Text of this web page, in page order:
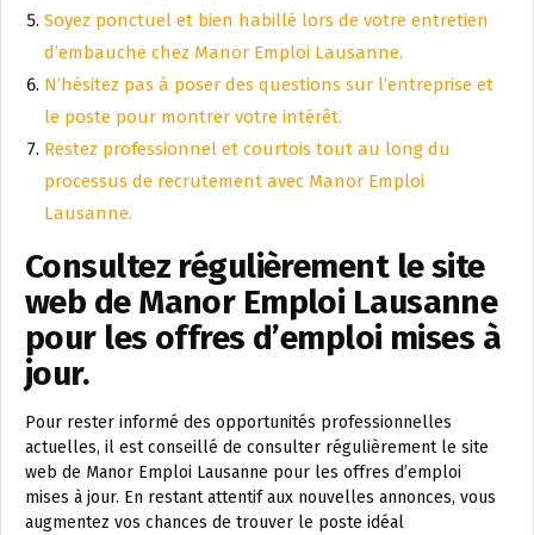
Soyez ponctuel et bien habillé lors de votre entretien
d’embauche chez Manor Emploi Lausanne.
N’hésitez pas à poser des questions sur l’entreprise et
le poste pour montrer votre intérêt.
Restez professionnel et courtois tout au long du
processus de recrutement avec Manor Emploi
Lausanne.
Consultez régulièrement le site
web de Manor Emploi Lausanne
pour les offres d’emploi mises à
jour.
Pour rester informé des opportunités professionnelles
actuelles, il est conseillé de consulter régulièrement le site
web de Manor Emploi Lausanne pour les offres d’emploi
mises à jour. En restant attentif aux nouvelles annonces, vous
augmentez vos chances de trouver le poste idéal